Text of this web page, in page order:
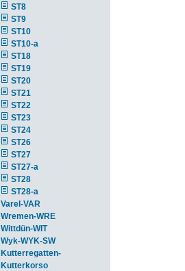
ST8
ST9
ST10
ST10-a
ST18
ST19
ST20
ST21
ST22
ST23
ST24
ST26
ST27
ST27-a
ST28
ST28-a
Varel-VAR
Wremen-WRE
Wittdün-WIT
Wyk-WYK-SW
Kutterregatten-
Kutterkorso